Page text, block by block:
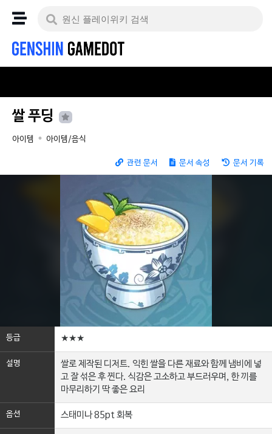
쌀 푸딩
아이템 아이템/음식
관련 문서 문서 속성 문서 기록
등급 ★★★
설명
쌀로 제작된 디저트. 익힌 쌀을 다른 재료와 함께 냄비에 넣
고 잘 섞은 후 찐다. 식감은 고소하고 부드러우며, 한 끼를
마무리하기 딱 좋은 요리
옵션 스태미나 85pt 회복